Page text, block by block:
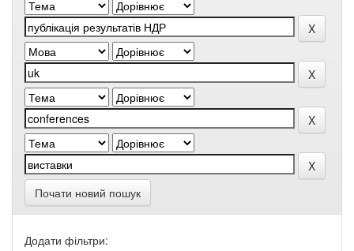
Почати новий пошук
Додати фільтри: